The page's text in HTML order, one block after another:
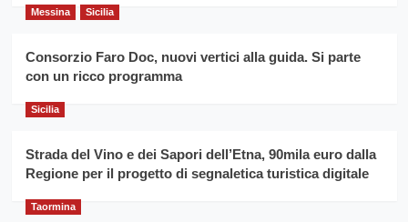
grano
anno
Franco
Caruso
Messina Sicilia
Consorzio Faro Doc, nuovi vertici alla guida. Si parte
con un ricco programma
Sicilia
Strada del Vino e dei Sapori dell’Etna, 90mila euro dalla
Regione per il progetto di segnaletica turistica digitale
Taormina